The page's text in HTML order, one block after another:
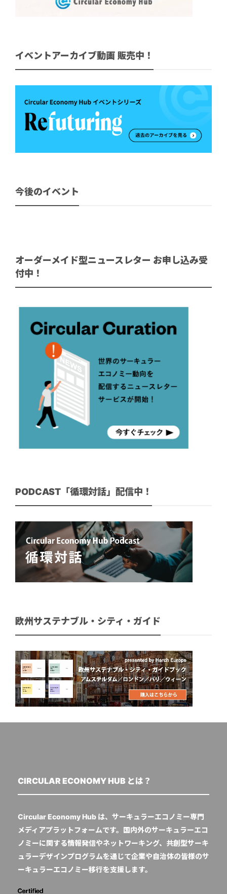
イベントアーカイブ動画 販売中！
今後のイベント
オーダーメイド型ニュースレター お申し込み受
付中！
PODCAST「循環対話」配信中！
欧州サステナブル・シティ・ガイド
CIRCULAR ECONOMY HUB とは？
Circular Economy Hub は、サーキュラーエコノミー専門
メディアプラットフォームです。国内外のサーキュラーエコ
ノミーに関する情報発信やネットワーキング、共創型サーキ
ュラーデザインプログラムを通じて企業や自治体の皆様のサ
ーキュラーエコノミー移行を支援します。